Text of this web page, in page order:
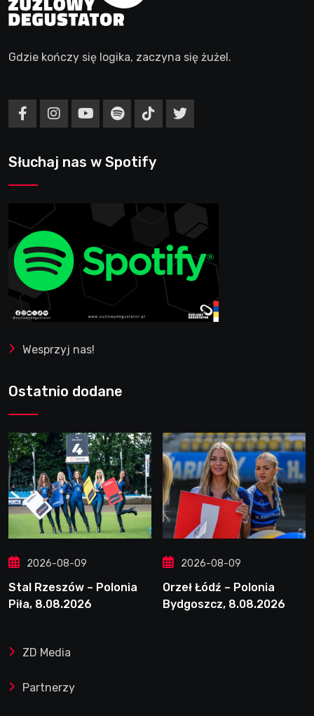
Gdzie kończy się logika, zaczyna się żużel.
Słuchaj nas w Spotify
Wesprzyj nas!
Ostatnio dodane
2026-08-09
Stal Rzeszów – Polonia
Piła, 8.08.2026
2026-08-09
Orzeł Łódź – Polonia
Bydgoszcz, 8.08.2026
ZD Media
Partnerzy